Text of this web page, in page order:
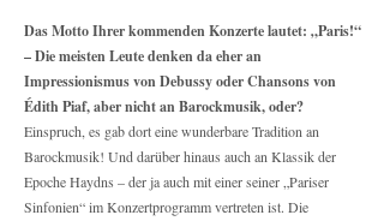
Das Motto Ihrer kommenden Konzerte lautet: „Paris!“
– Die meisten Leute denken da eher an
Impressionismus von Debussy oder Chansons von
Édith Piaf, aber nicht an Barockmusik, oder?
Einspruch, es gab dort eine wunderbare Tradition an
Barockmusik! Und darüber hinaus auch an Klassik der
Epoche Haydns – der ja auch mit einer seiner „Pariser
Sinfonien“ im Konzertprogramm vertreten ist. Die